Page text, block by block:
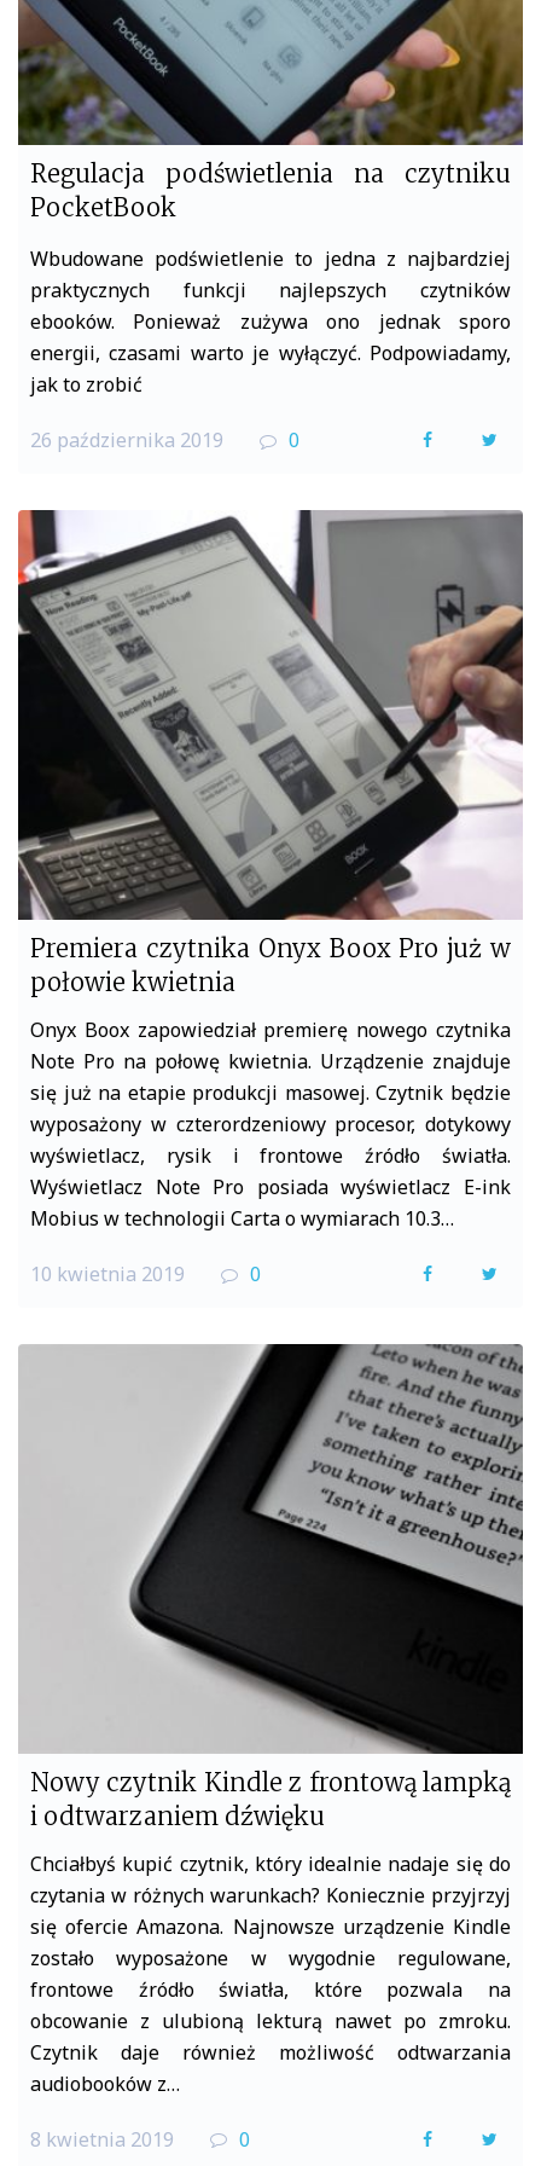
Regulacja podświetlenia na czytniku
PocketBook
Wbudowane podświetlenie to jedna z najbardziej
praktycznych funkcji najlepszych czytników
ebooków. Ponieważ zużywa ono jednak sporo
energii, czasami warto je wyłączyć. Podpowiadamy,
jak to zrobić
26 października 2019 0
F
c
b
o
o
k
t
e
r
Premiera czytnika Onyx Boox Pro już w
połowie kwietnia
Onyx Boox zapowiedział premierę nowego czytnika
Note Pro na połowę kwietnia. Urządzenie znajduje
się już na etapie produkcji masowej. Czytnik będzie
wyposażony w czterordzeniowy procesor, dotykowy
wyświetlacz, rysik i frontowe źródło światła.
Wyświetlacz Note Pro posiada wyświetlacz E-ink
Mobius w technologii Carta o wymiarach 10.3…
10 kwietnia 2019 0
F
c
e
b
o
o
k
i
t
t
e
r
Nowy czytnik Kindle z frontową lampką
i odtwarzaniem dźwięku
Chciałbyś kupić czytnik, który idealnie nadaje się do
czytania w różnych warunkach? Koniecznie przyjrzyj
się ofercie Amazona. Najnowsze urządzenie Kindle
zostało wyposażone w wygodnie regulowane,
frontowe źródło światła, które pozwala na
obcowanie z ulubioną lekturą nawet po zmroku.
Czytnik daje również możliwość odtwarzania
audiobooków z…
8 kwietnia 2019 0
F